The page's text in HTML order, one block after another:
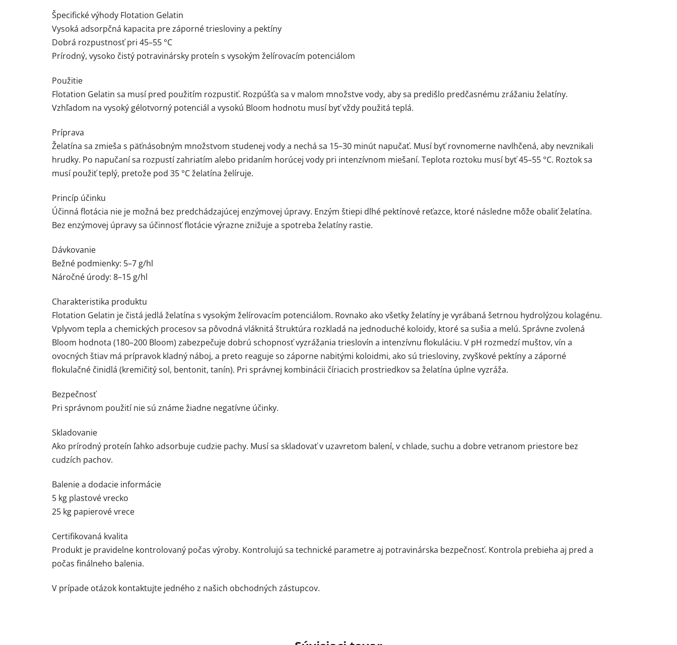
Špecifické výhody Flotation Gelatin
Vysoká adsorpčná kapacita pre záporné triesloviny a pektíny
Dobrá rozpustnosť pri 45–55 °C
Prírodný, vysoko čistý potravinársky proteín s vysokým želírovacím potenciálom
Použitie
Flotation Gelatin sa musí pred použitím rozpustiť. Rozpúšťa sa v malom množstve vody, aby sa predišlo predčasnému zrážaniu želatíny.
Vzhľadom na vysoký gélotvorný potenciál a vysokú Bloom hodnotu musí byť vždy použitá teplá.
Príprava
Želatína sa zmieša s päťnásobným množstvom studenej vody a nechá sa 15–30 minút napučať. Musí byť rovnomerne navlhčená, aby nevznikali
hrudky. Po napučaní sa rozpustí zahriatím alebo pridaním horúcej vody pri intenzívnom miešaní. Teplota roztoku musí byť 45–55 °C. Roztok sa
musí použiť teplý, pretože pod 35 °C želatína želíruje.
Princíp účinku
Účinná flotácia nie je možná bez predchádzajúcej enzýmovej úpravy. Enzým štiepi dlhé pektínové reťazce, ktoré následne môže obaliť želatína.
Bez enzýmovej úpravy sa účinnosť flotácie výrazne znižuje a spotreba želatíny rastie.
Dávkovanie
Bežné podmienky: 5–7 g/hl
Náročné úrody: 8–15 g/hl
Charakteristika produktu
Flotation Gelatin je čistá jedlá želatína s vysokým želírovacím potenciálom. Rovnako ako všetky želatíny je vyrábaná šetrnou hydrolýzou kolagénu.
Vplyvom tepla a chemických procesov sa pôvodná vláknitá štruktúra rozkladá na jednoduché koloidy, ktoré sa sušia a melú. Správne zvolená
Bloom hodnota (180–200 Bloom) zabezpečuje dobrú schopnosť vyzrážania trieslovín a intenzívnu flokuláciu. V pH rozmedzí muštov, vín a
ovocných štiav má prípravok kladný náboj, a preto reaguje so záporne nabitými koloidmi, ako sú triesloviny, zvyškové pektíny a záporné
flokulačné činidlá (kremičitý sol, bentonit, tanín). Pri správnej kombinácii číriacich prostriedkov sa želatína úplne vyzráža.
Bezpečnosť
Pri správnom použití nie sú známe žiadne negatívne účinky.
Skladovanie
Ako prírodný proteín ľahko adsorbuje cudzie pachy. Musí sa skladovať v uzavretom balení, v chlade, suchu a dobre vetranom priestore bez
cudzích pachov.
Balenie a dodacie informácie
5 kg plastové vrecko
25 kg papierové vrece
Certifikovaná kvalita
Produkt je pravidelne kontrolovaný počas výroby. Kontrolujú sa technické parametre aj potravinárska bezpečnosť. Kontrola prebieha aj pred a
počas finálneho balenia.
V prípade otázok kontaktujte jedného z našich obchodných zástupcov.